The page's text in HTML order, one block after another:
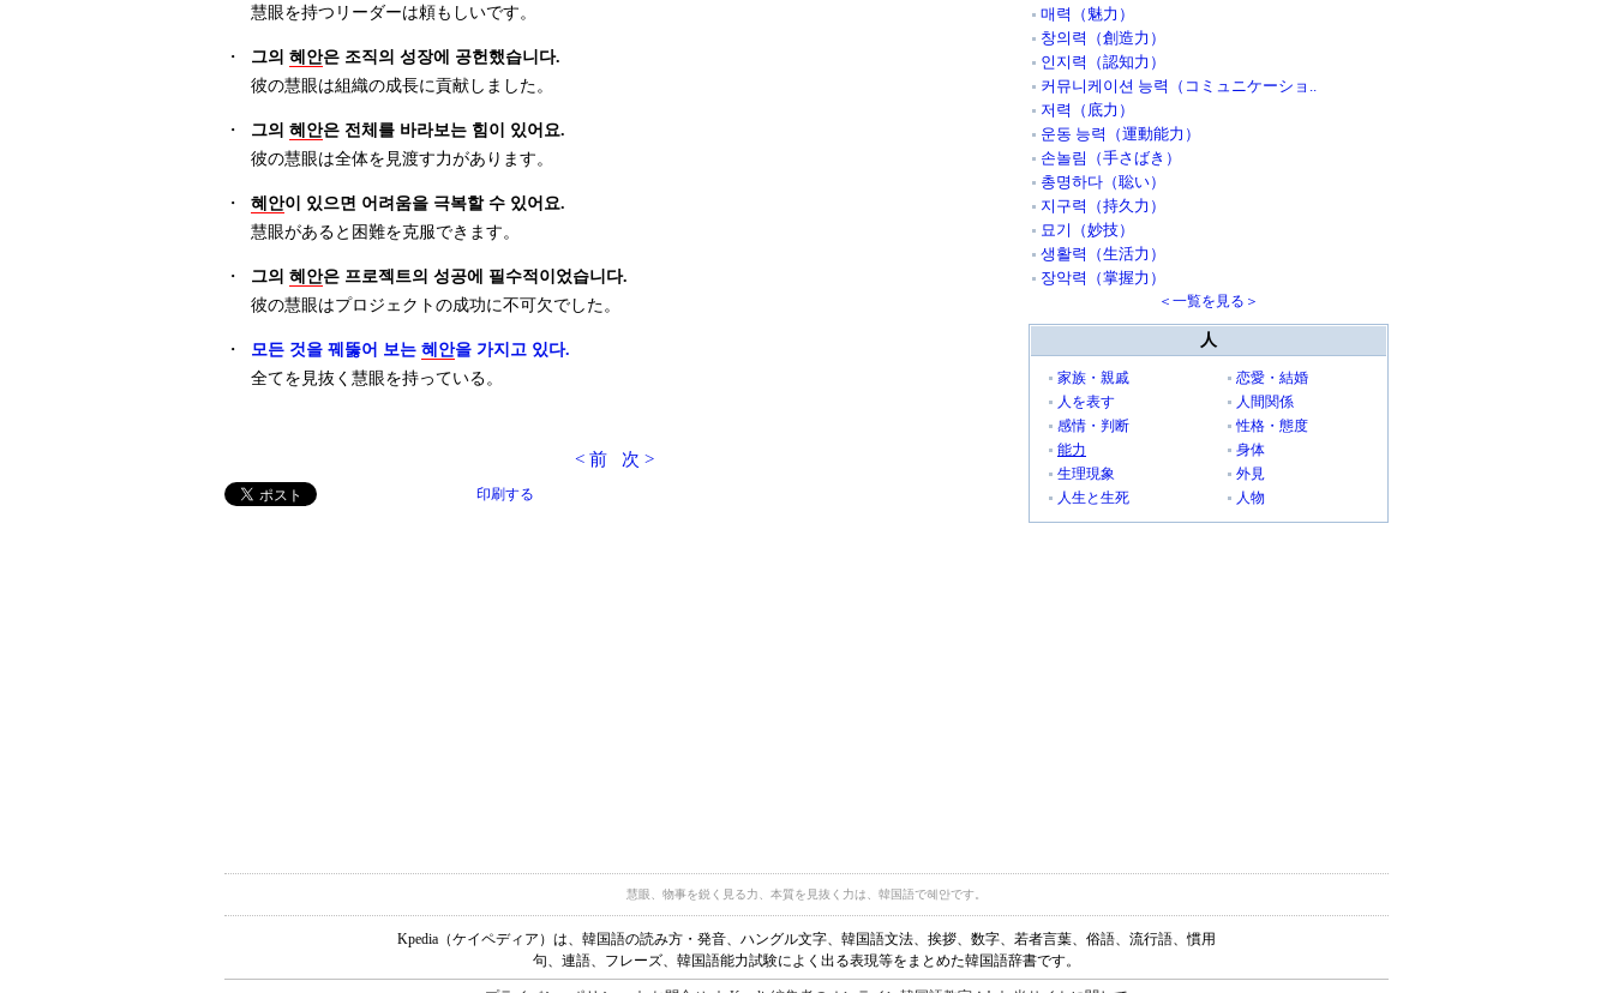
慧眼を持つリーダーは頼もしいです。
・ 그의 혜안은 조직의 성장에 공헌했습니다.
彼の慧眼は組織の成長に貢献しました。
・ 그의 혜안은 전체를 바라보는 힘이 있어요.
彼の慧眼は全体を見渡す力があります。
・ 혜안이 있으면 어려움을 극복할 수 있어요.
慧眼があると困難を克服できます。
・ 그의 혜안은 프로젝트의 성공에 필수적이었습니다.
彼の慧眼はプロジェクトの成功に不可欠でした。
・ 모든 것을 꿰뚫어 보는 혜안을 가지고 있다.
全てを見抜く慧眼を持っている。
< 前 次 >
印刷する
매력（魅力）
창의력（創造力）
인지력（認知力）
커뮤니케이션 능력（コミュニケーショ..
저력（底力）
운동 능력（運動能力）
손놀림（手さばき）
총명하다（聡い）
지구력（持久力）
묘기（妙技）
생활력（生活力）
장악력（掌握力）
＜一覧を見る＞
人
家族・親戚
恋愛・結婚
人を表す
人間関係
感情・判断
性格・態度
能力
身体
生理現象
外見
人生と生死
人物
慧眼、物事を鋭く見る力、本質を見抜く力は、韓国語で혜안です。
Kpedia（ケイペディア）は、韓国語の読み方・発音、ハングル文字、韓国語文法、挨拶、数字、若者言葉、俗語、流行語、慣用
句、連語、フレーズ、韓国語能力試験によく出る表現等をまとめた韓国語辞書です。